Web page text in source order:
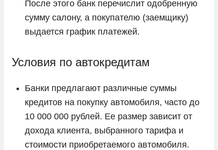
После этого банк перечислит одобренную
сумму салону, а покупателю (заемщику)
выдается график платежей.
Условия по автокредитам
Банки предлагают различные суммы
кредитов на покупку автомобиля, часто до
10 000 000 рублей. Ее размер зависит от
дохода клиента, выбранного тарифа и
стоимости приобретаемого автомобиля.